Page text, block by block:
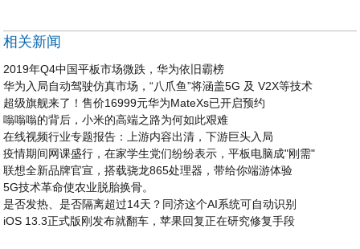
相关新闻
2019年Q4中国平板市场微跌，华为依旧霸榜
华为入局自动驾驶仿真市场，“八爪鱼”将涵盖5G 及 V2X等技术
超级旗舰来了！售价16999元华为MateXs已开启预约
嗡嗡嗡的背后，小米的高端之路为何如此艰难
在线视频行业专题报告：上游内容出清，下游巨头入局
疫情期间网课盛行，在家学生党们纷纷表示，平板电脑成"刚需"
联想全新品牌官宣，搭载骁龙865处理器，带给你端游体验
5G技术革命使农业脱胎换骨。
是否发热、是否隔离超过14天？同济这个AI系统可自动识别
iOS 13.3正式版刚发布就翻车，苹果回复正在研究修复手段